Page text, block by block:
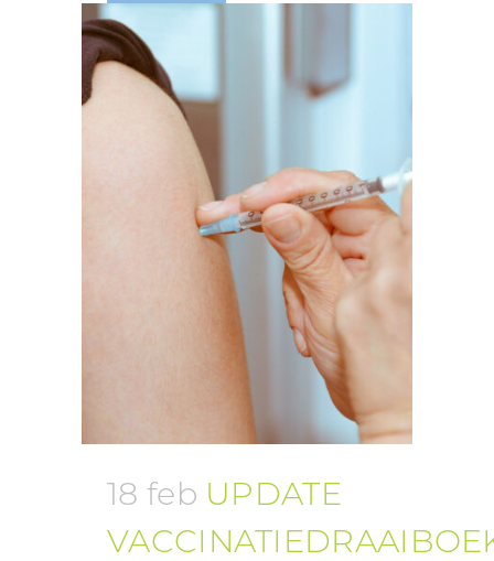
LEES MEER
18 feb UPDATE